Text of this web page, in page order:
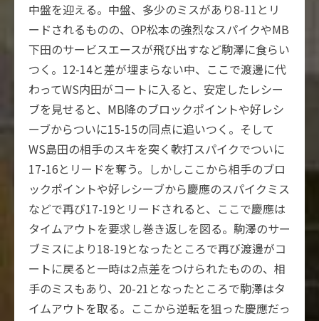
中盤を迎える。中盤、多少のミスがあり8-11とリ
ードされるものの、OP松本の強烈なスパイクやMB
下田のサービスエースが飛び出すなど駒澤に食らい
つく。12-14と差が埋まらない中、ここで渡邊に代
わってWS内田がコートに入ると、安定したレシー
ブを見せると、MB降のブロックポイントや好レシ
ーブからついに15-15の同点に追いつく。そして
WS島田の相手のスキを突く軟打スパイクでついに
17-16とリードを奪う。しかしここから相手のブロ
ックポイントや好レシーブから慶應のスパイクミス
などで再び17-19とリードされると、ここで慶應は
タイムアウトを要求し巻き返しを図る。駒澤のサー
ブミスにより18-19となったところで再び渡邊がコ
ートに戻ると一時は2点差をつけられたものの、相
手のミスもあり、20-21となったところで駒澤はタ
イムアウトを取る。ここから逆転を狙った慶應だっ